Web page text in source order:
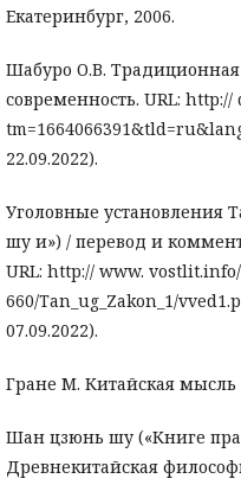
Екатеринбург, 2006.
Шабуро О.В. Традиционная
современность. URL:
22.09.2022).
Уголовные установления
шу и») / перевод и
URL: http:// www.
660/Tan_ug_Zakon_1/
07.09.2022).
Гране М. Китайская
Шан цзюнь шу («Книге
Древнекитайская